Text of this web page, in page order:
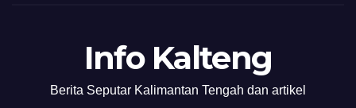
Info Kalteng
Berita Seputar Kalimantan Tengah dan artikel